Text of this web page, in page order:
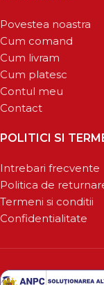
Povestea noastra
Cum comand
Cum livram
Cum platesc
Contul meu
Contact
POLITICI SI
Intrebari frecvente
Politica de
Termeni si conditii
Confidentialitate